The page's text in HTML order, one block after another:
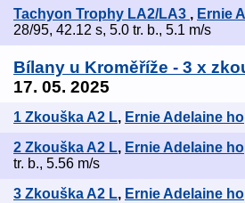
Tachyon Trophy LA2/LA3 , Ernie
28/95, 42.12 s, 5.0 tr. b., 5.1 m/s
Bílany u Kroměříže - 3 x
17. 05. 2025
1 Zkouška A2 L, Ernie Adelaine
2 Zkouška A2 L, Ernie Adelaine
tr. b., 5.56 m/s
3 Zkouška A2 L, Ernie Adelaine